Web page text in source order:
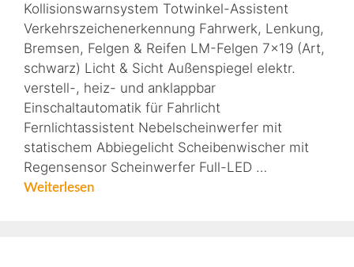
Kollisionswarnsystem Totwinkel-Assistent
Verkehrszeichenerkennung Fahrwerk, Lenkung,
Bremsen, Felgen & Reifen LM-Felgen 7×19 (Art,
schwarz) Licht & Sicht Außenspiegel elektr.
verstell-, heiz- und anklappbar
Einschaltautomatik für Fahrlicht
Fernlichtassistent Nebelscheinwerfer mit
statischem Abbiegelicht Scheibenwischer mit
Regensensor Scheinwerfer Full-LED …
Weiterlesen